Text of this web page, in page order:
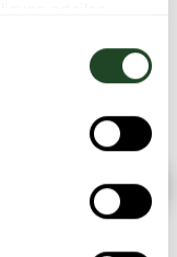
erforderlich.